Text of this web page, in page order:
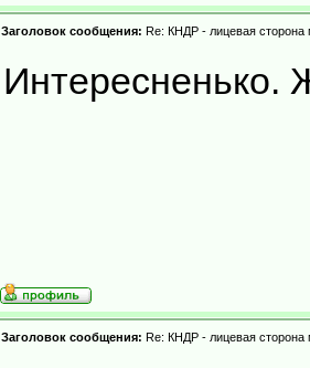
Заголовок сообщения: Re: КНДР - лицевая сторона
Заголовок сообщения: Re: КНДР - лицевая сторона